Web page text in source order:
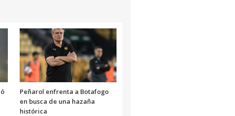
Peñarol enfrenta a Botafogo
en busca de una hazaña
histórica